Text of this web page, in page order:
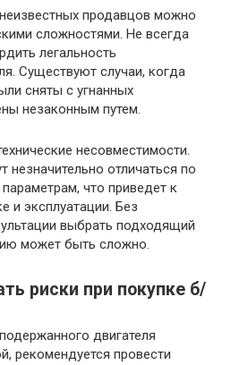
продавцов можно
сложностями. Не всегда
легальность
Существуют случаи, когда
сняты с угнанных
незаконным путем.
несовместимости.
незначительно отличаться по
что приведет к
и эксплуатации. Без
выбрать подходящий
может быть сложно.
риски при покупке б/
двигателя
рекомендуется провести